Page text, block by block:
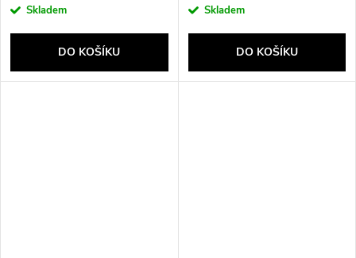
Skladem
DO KOŠÍKU
Skladem
DO KOŠÍKU